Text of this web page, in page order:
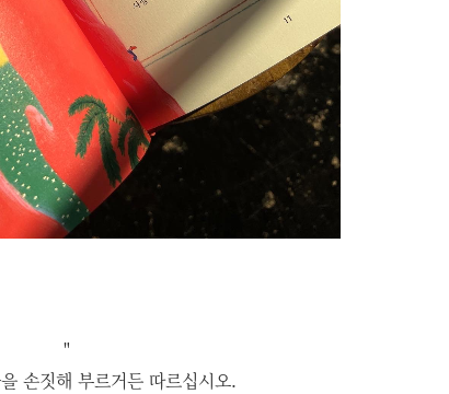
"
손짓해 부르거든 따르십시오.